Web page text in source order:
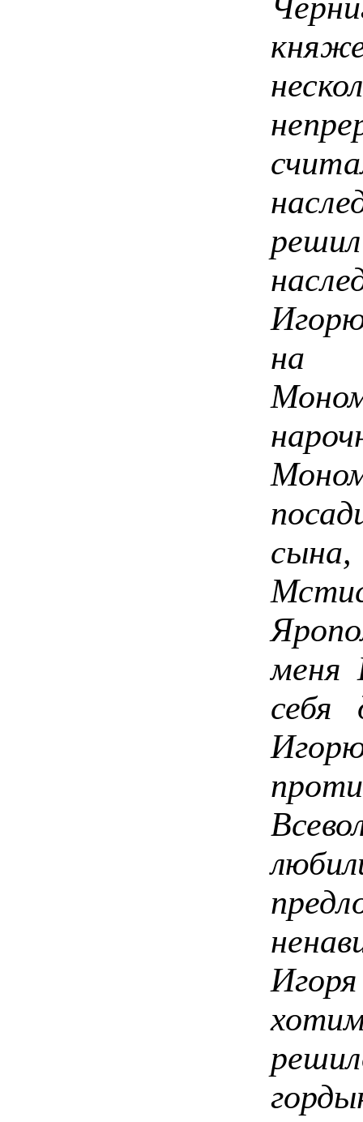
на
меня
себя